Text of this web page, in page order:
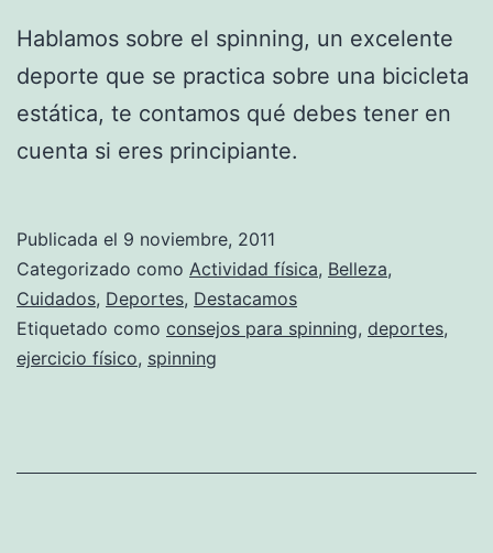
Hablamos sobre el spinning, un excelente
deporte que se practica sobre una bicicleta
estática, te contamos qué debes tener en
cuenta si eres principiante.
Publicada el 9 noviembre, 2011
Categorizado como Actividad física, Belleza,
Cuidados, Deportes, Destacamos
Etiquetado como consejos para spinning, deportes,
ejercicio físico, spinning